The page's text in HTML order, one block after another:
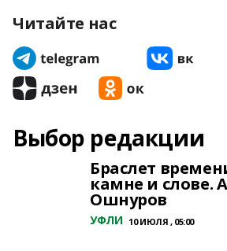
Читайте нас
Выбор редакции
Браслет
камне и слове.
Ошнуров
УФЛИ 10 ИЮЛЯ , 05:00